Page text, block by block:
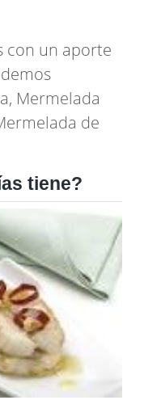
con un aporte
, Mermelada
de
tiene?